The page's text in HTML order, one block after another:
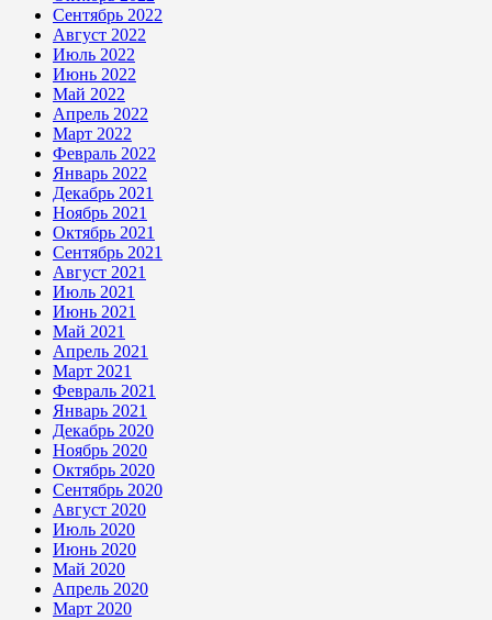
Сентябрь 2022
Август 2022
Июль 2022
Июнь 2022
Май 2022
Апрель 2022
Март 2022
Февраль 2022
Январь 2022
Декабрь 2021
Ноябрь 2021
Октябрь 2021
Сентябрь 2021
Август 2021
Июль 2021
Июнь 2021
Май 2021
Апрель 2021
Март 2021
Февраль 2021
Январь 2021
Декабрь 2020
Ноябрь 2020
Октябрь 2020
Сентябрь 2020
Август 2020
Июль 2020
Июнь 2020
Май 2020
Апрель 2020
Март 2020